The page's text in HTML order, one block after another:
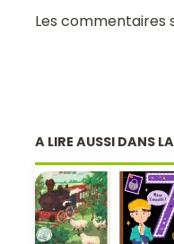
Les commentaires
A LIRE AUSSI DANS